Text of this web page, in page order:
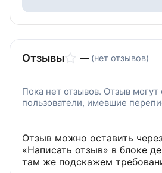
Отзывы — (нет отзывов)
Пока нет отзывов. Отзыв могут
пользователи, имевшие
Отзыв можно оставить
«Написать отзыв» в блоке
там же подскажем